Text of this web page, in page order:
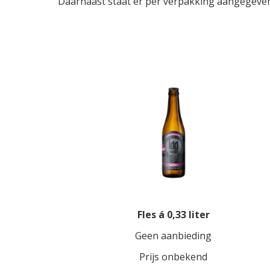
Fles á 0,33 liter
Geen aanbieding
Prijs onbekend